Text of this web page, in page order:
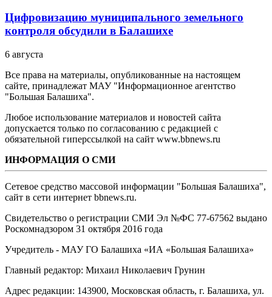
Цифровизацию муниципального земельного
контроля обсудили в Балашихе
6 августа
Все права на материалы, опубликованные на настоящем
сайте, принадлежат МАУ "Информационное агентство
"Большая Балашиха".
Любое использование материалов и новостей сайта
допускается только по согласованию с редакцией с
обязательной гиперссылкой на сайт www.bbnews.ru
ИНФОРМАЦИЯ О СМИ
Сетевое средство массовой информации "Большая Балашиха",
сайт в сети интернет bbnews.ru.
Свидетельство о регистрации СМИ Эл №ФС ‎77-67562 выдано
Роскомнадзором 31 октября 2016 года
Учредитель - МАУ ГО Балашиха «ИА «Большая Балашиха»
Главный редактор: Михаил Николаевич Грунин
Адрес редакции: 143900, Московская область, г. Балашиха, ул.